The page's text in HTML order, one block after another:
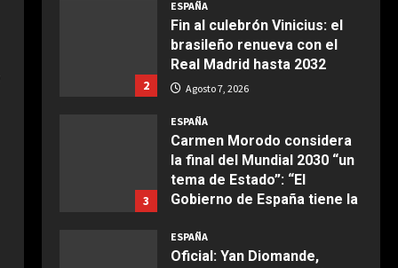
Fin al culebrón Vinicius: el
brasileño renueva con el
Real Madrid hasta 2032
Agosto 7, 2026
Carmen Morodo considera
la final del Mundial 2030 “un
tema de Estado”: “El
Gobierno de España tiene la
obligación de negociar”
Oficial: Yan Diomande,
nuevo jugador del Real
deliciosa
Maggio 28, 2026
COCINA
Boquerones fritos en
freidora de aire
Aprile 24, 2026
Buñuelos de alcachofas